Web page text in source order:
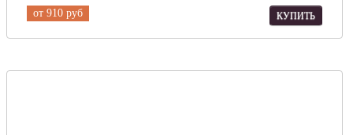
от 910 руб КУПИТЬ